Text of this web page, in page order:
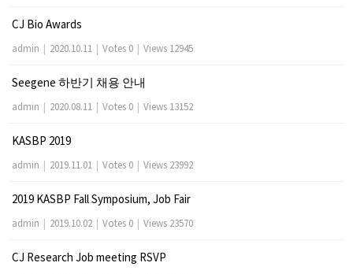
CJ Bio Awards
admin | 2020.10.11 | Votes 0 | Views 12945
Seegene 하반기 채용 안내
admin | 2020.08.11 | Votes 0 | Views 13152
KASBP 2019
admin | 2019.11.01 | Votes 0 | Views 23992
2019 KASBP Fall Symposium, Job Fair
admin | 2019.10.02 | Votes 0 | Views 23570
CJ Research Job meeting RSVP